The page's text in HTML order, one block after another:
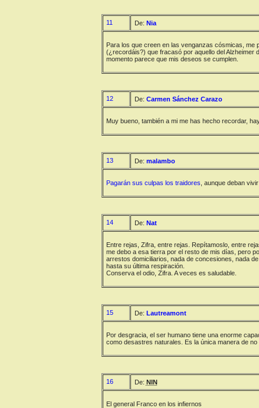
11 De: Nia
Para los que creen en las venganzas cósmicas, me
(¿recordáis?) que fracasó por aquello del Alzheimer
momento parece que mis deseos se cumplen.
12 De: Carmen Sánchez Carazo
Muy bueno, también a mi me has hecho recordar,
13 De: malambo
Pagarán sus culpas los traidores , aunque deban
14 De: Nat
Entre rejas, Zifra, entre rejas. Repítamoslo, entre
me debo a esa tierra por el resto de mis días, pero
arrestos domiciliarios, nada de concesiones, nada
hasta su última respiración.
Conserva el odio, Zifra. A veces es saludable.
15 De: Lautreamont
Por desgracia, el ser humano tiene una enorme
como desastres naturales. Es la única manera de no
16 De: NIN
El general Franco en los infiernos